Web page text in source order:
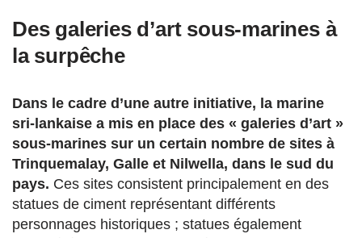
Des galeries d’art sous-marines à
la surpêche
Dans le cadre d’une autre initiative, la marine
sri-lankaise a mis en place des « galeries d’art »
sous-marines sur un certain nombre de sites à
Trinquemalay, Galle et Nilwella, dans le sud du
pays. Ces sites consistent principalement en des
statues de ciment représentant différents
personnages historiques ; statues également